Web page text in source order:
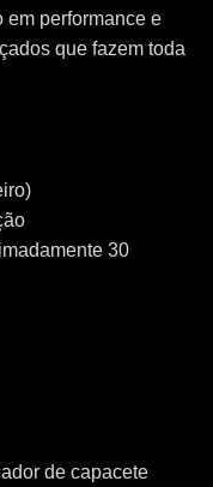
em performance e
que fazem toda
30
de capacete